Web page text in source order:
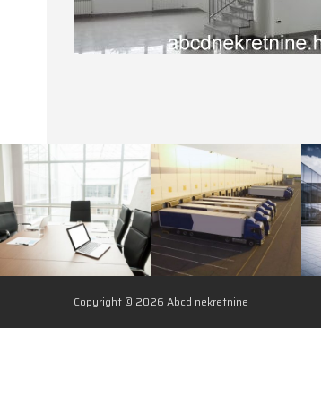
Copyright © 2026 Abcd nekretnine